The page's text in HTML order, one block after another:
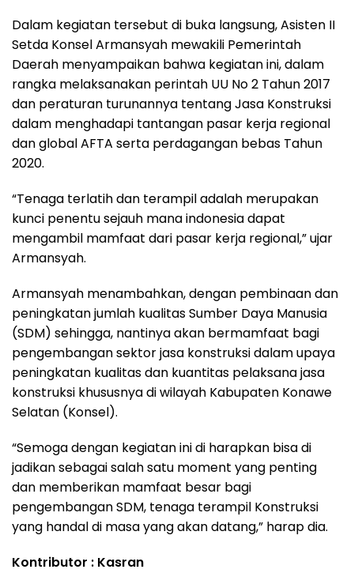
Dalam kegiatan tersebut di buka langsung, Asisten II
Setda Konsel Armansyah mewakili Pemerintah
Daerah menyampaikan bahwa kegiatan ini, dalam
rangka melaksanakan perintah UU No 2 Tahun 2017
dan peraturan turunannya tentang Jasa Konstruksi
dalam menghadapi tantangan pasar kerja regional
dan global AFTA serta perdagangan bebas Tahun
2020.
“Tenaga terlatih dan terampil adalah merupakan
kunci penentu sejauh mana indonesia dapat
mengambil mamfaat dari pasar kerja regional,” ujar
Armansyah.
Armansyah menambahkan, dengan pembinaan dan
peningkatan jumlah kualitas Sumber Daya Manusia
(SDM) sehingga, nantinya akan bermamfaat bagi
pengembangan sektor jasa konstruksi dalam upaya
peningkatan kualitas dan kuantitas pelaksana jasa
konstruksi khususnya di wilayah Kabupaten Konawe
Selatan (Konsel).
“Semoga dengan kegiatan ini di harapkan bisa di
jadikan sebagai salah satu moment yang penting
dan memberikan mamfaat besar bagi
pengembangan SDM, tenaga terampil Konstruksi
yang handal di masa yang akan datang,” harap dia.
Kontributor : Kasran